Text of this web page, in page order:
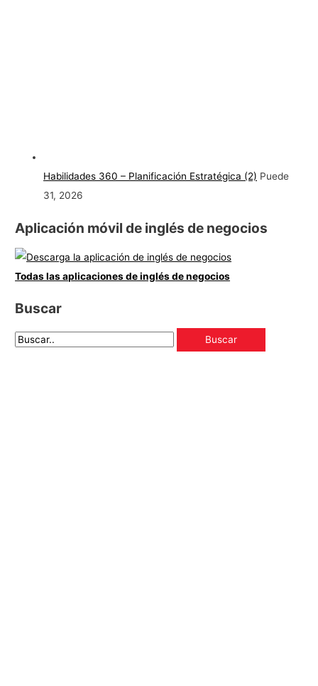
Habilidades 360 – Planificación Estratégica (2) Puede
31, 2026
Aplicación móvil de inglés de negocios
Todas las aplicaciones de inglés de negocios
Buscar